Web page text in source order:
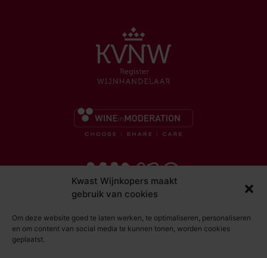
Kwast Wijnkopers maakt
gebruik van cookies
Om deze website goed te laten werken, te optimaliseren, personaliseren
en om content van social media te kunnen tonen, worden cookies
geplaatst.